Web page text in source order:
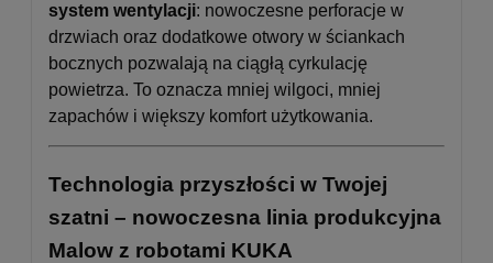
system wentylacji: nowoczesne perforacje w
drzwiach oraz dodatkowe otwory w ściankach
bocznych pozwalają na ciągłą cyrkulację
powietrza. To oznacza mniej wilgoci, mniej
zapachów i większy komfort użytkowania.
Technologia przyszłości w Twojej
szatni – nowoczesna linia produkcyjna
Malow z robotami KUKA